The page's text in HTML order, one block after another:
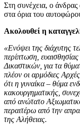
Στη συνέχεια, ο άνδρας
στα όρια του
Ακολουθεί η
«Ενόψει της διάχυτης
περίπτωση,
Δικαστικών, για τα
πλέον οι αρμόδιες
ότι η γυναίκα – θύμα
κακουργηματικής,
από ανώτατο
περαιτέρω από την
της Αλήθειας.